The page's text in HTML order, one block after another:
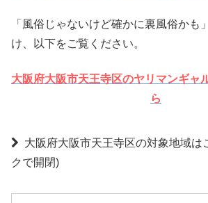
「風俗じゃないけど確かに裏風俗かも
け、以下をご覧ください。
大阪府大阪市天王寺区のヤリマンギャ
ら
大阪府大阪市天王寺区の対象地域は
クで開閉)